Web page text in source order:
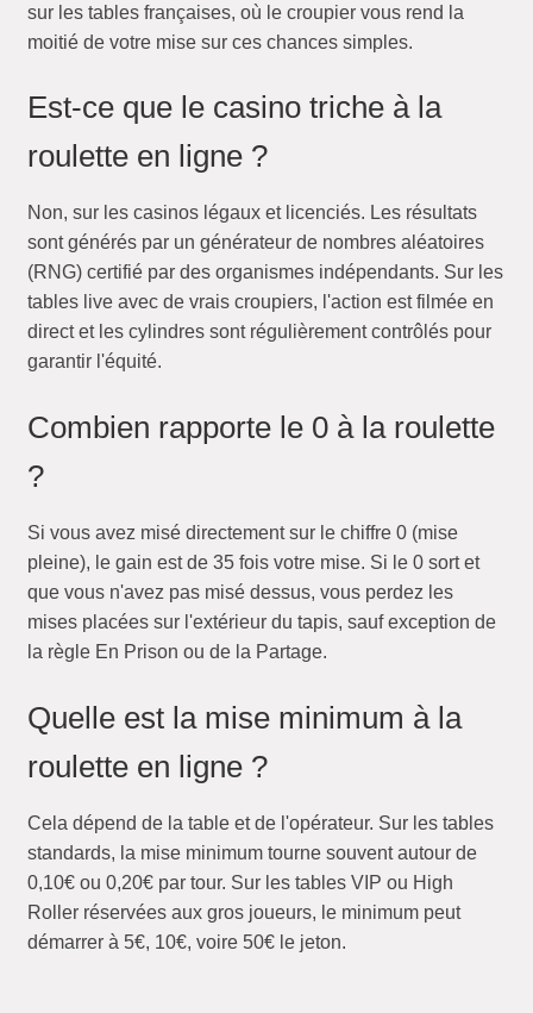
sur les tables françaises, où le croupier vous rend la
moitié de votre mise sur ces chances simples.
Est-ce que le casino triche à la
roulette en ligne ?
Non, sur les casinos légaux et licenciés. Les résultats
sont générés par un générateur de nombres aléatoires
(RNG) certifié par des organismes indépendants. Sur les
tables live avec de vrais croupiers, l'action est filmée en
direct et les cylindres sont régulièrement contrôlés pour
garantir l'équité.
Combien rapporte le 0 à la roulette
?
Si vous avez misé directement sur le chiffre 0 (mise
pleine), le gain est de 35 fois votre mise. Si le 0 sort et
que vous n'avez pas misé dessus, vous perdez les
mises placées sur l'extérieur du tapis, sauf exception de
la règle En Prison ou de la Partage.
Quelle est la mise minimum à la
roulette en ligne ?
Cela dépend de la table et de l'opérateur. Sur les tables
standards, la mise minimum tourne souvent autour de
0,10€ ou 0,20€ par tour. Sur les tables VIP ou High
Roller réservées aux gros joueurs, le minimum peut
démarrer à 5€, 10€, voire 50€ le jeton.